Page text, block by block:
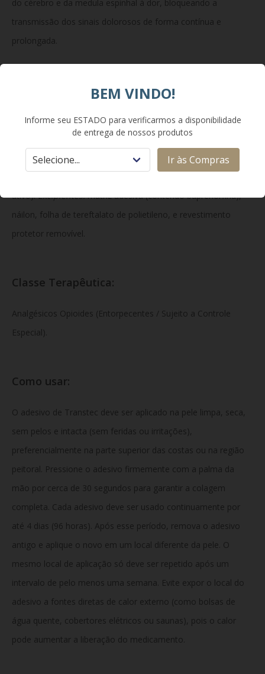
do cérebro e da medula espinhal à dor, bloqueando a
transmissão dos sinais dolorosos de forma contínua e
prolongada.
Cada adesivo transdérmico contém um total de 20 mg de
buprenorfina, liberando uma taxa nominal de 35 mcg de
buprenorfina por hora durante um período de até 96 horas
ativo).Excipientes:matriz adesiva (contendo buprenorfina),
náilon, folha de tereftalato de polietileno, e revestimento
protetor removível.
Classe Terapêutica:
Analgésicos Opioides (Entorpecentes / Sujeito a Controle
Especial).
Como usar:
O adesivo de Transtec deve ser aplicado na pele limpa, seca,
sem pelos e intacta (sem feridas ou irritações),
preferencialmente na parte superior das costas ou na região
peitoral. Pressione o adesivo firmemente com a palma da
mão por cerca de 30 segundos para garantir a colagem
completa. Cada adesivo deve ser usado continuamente por
até 4 dias (96 horas). Após esse período, remova o adesivo
antigo e aplique o novo em um local diferente da pele. O
mesmo local de aplicação só deve ser repetido após um
intervalo de pelo menos uma semana. Evite expor o local do
adesivo a fontes diretas de calor externo (como bolsas de
água quente, cobertores elétricos ou saunas), pois o calor
pode aumentar a liberação do medicamento.
BEM VINDO!
Informe seu ESTADO para verificarmos a disponibilidade
de entrega de nossos produtos
Ir às Compras